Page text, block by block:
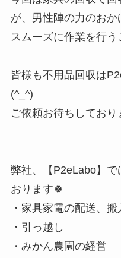
が、男性陣の力のおか
スムーズに作業を行う
皆様も不用品回収は
(^_^)
ご依頼お待ちしており
弊社、【P2eLabo】
おります🍀
・家具家電の配送、搬
・引っ越し
・みかん農園の経営